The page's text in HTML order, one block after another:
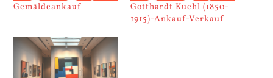
Gemäldeankauf
Gotthardt Kuehl (1850-
1915)-Ankauf-Verkauf